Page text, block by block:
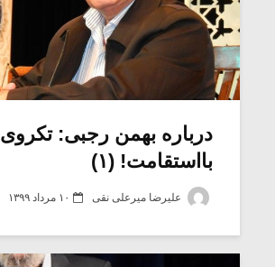
درباره بهمن رجبی: تکروی
بااستقامت! (۱)
علیرضا میرعلی نقی ۱۰ مرداد ۱۳۹۹
بدنام ترین باش